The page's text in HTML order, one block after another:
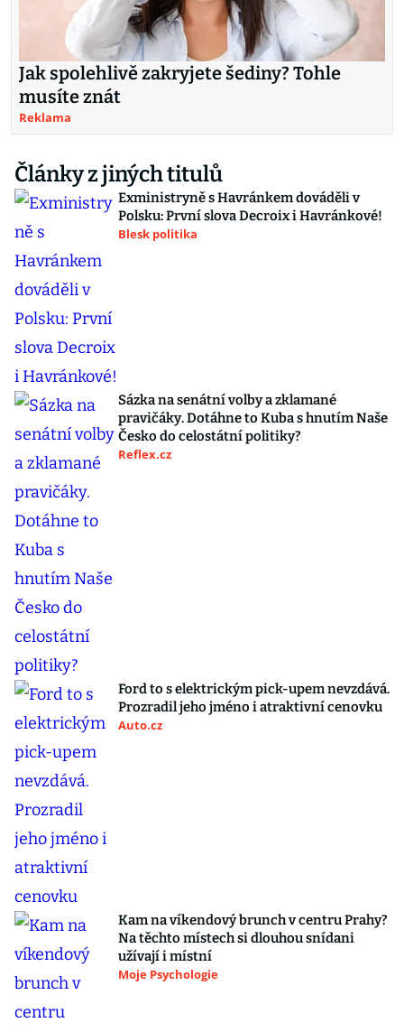
Jak spolehlivě zakryjete šediny? Tohle
musíte znát
Reklama
Články z jiných titulů
Exministryně s Havránkem dováděli v
Polsku: První slova Decroix i Havránkové!
Blesk politika
Sázka na senátní volby a zklamané
pravičáky. Dotáhne to Kuba s hnutím Naše
Česko do celostátní politiky?
Reflex.cz
Ford to s elektrickým pick-upem nevzdává.
Prozradil jeho jméno i atraktivní cenovku
Auto.cz
Kam na víkendový brunch v centru Prahy?
Na těchto místech si dlouhou snídani
užívají i místní
Moje Psychologie